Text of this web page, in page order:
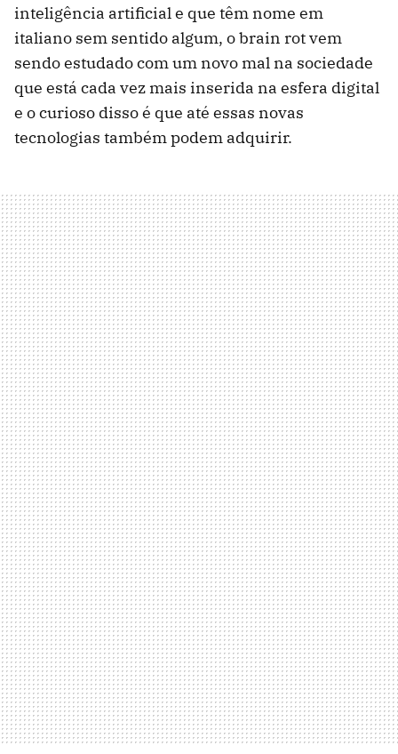
inteligência artificial e que têm nome em
italiano sem sentido algum, o brain rot vem
sendo estudado com um novo mal na sociedade
que está cada vez mais inserida na esfera digital
e o curioso disso é que até essas novas
tecnologias também podem adquirir.